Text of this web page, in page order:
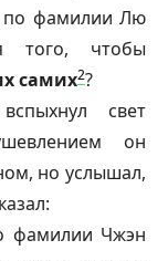
по фамилии Лю
того, чтобы
самих2?
свет
он
но услышал,
фамилии Чжэн